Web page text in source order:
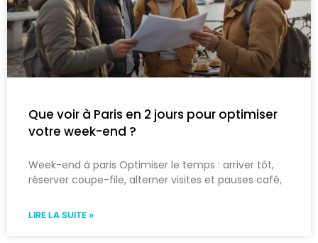
Que voir à Paris en 2 jours pour optimiser
votre week-end ?
Week-end à paris Optimiser le temps : arriver tôt,
réserver coupe-file, alterner visites et pauses café,
LIRE LA SUITE »